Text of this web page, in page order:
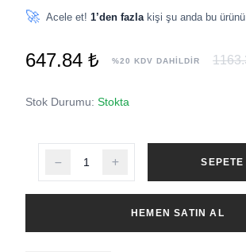
🚀 Acele et! 1’den fazla kişi şu anda bu
647.84 ₺ %20 KDV DAHİLDİR
Stok Durumu: Stokta
HEMEN SATIN AL